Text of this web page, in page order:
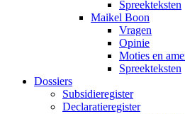
Spreekteksten
Maikel Boon
Vragen
Opinie
Moties en
Spreekteksten
Dossiers
Subsidieregister
Declaratieregister